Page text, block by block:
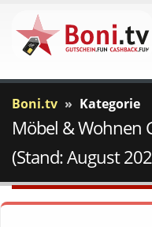
Boni.tv Kategorie
Möbel & Wohnen
(Stand: August